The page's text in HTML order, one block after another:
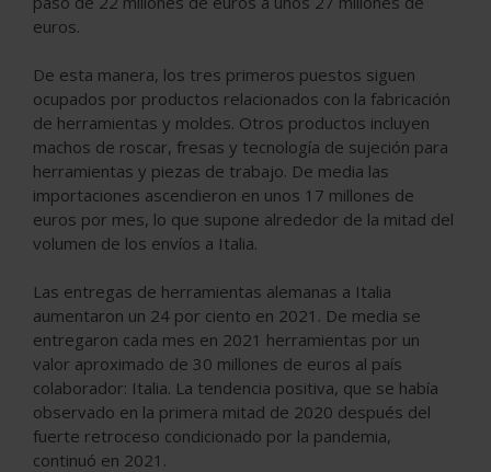
euros.
De esta manera, los tres primeros puestos siguen
ocupados por productos relacionados con la fabricación
de herramientas y moldes. Otros productos incluyen
machos de roscar, fresas y tecnología de sujeción para
herramientas y piezas de trabajo. De media las
importaciones ascendieron en unos 17 millones de
euros por mes, lo que supone alrededor de la mitad del
volumen de los envíos a Italia.
Las entregas de herramientas alemanas a Italia
aumentaron un 24 por ciento en 2021. De media se
entregaron cada mes en 2021 herramientas por un
valor aproximado de 30 millones de euros al país
colaborador: Italia. La tendencia positiva, que se había
observado en la primera mitad de 2020 después del
fuerte retroceso condicionado por la pandemia,
continuó en 2021.